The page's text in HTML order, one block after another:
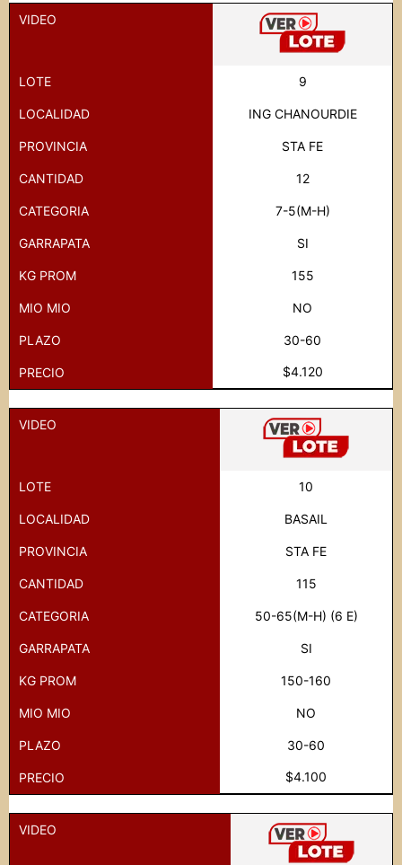
VIDEO
LOTE 9
LOCALIDAD ING CHANOURDIE
PROVINCIA STA FE
CANTIDAD 12
CATEGORIA 7-5(M-H)
GARRAPATA SI
KG PROM 155
MIO MIO NO
PLAZO 30-60
PRECIO $4.120
VIDEO
LOTE 10
LOCALIDAD BASAIL
PROVINCIA STA FE
CANTIDAD 115
CATEGORIA 50-65(M-H) (6 E)
GARRAPATA SI
KG PROM 150-160
MIO MIO NO
PLAZO 30-60
PRECIO $4.100
VIDEO